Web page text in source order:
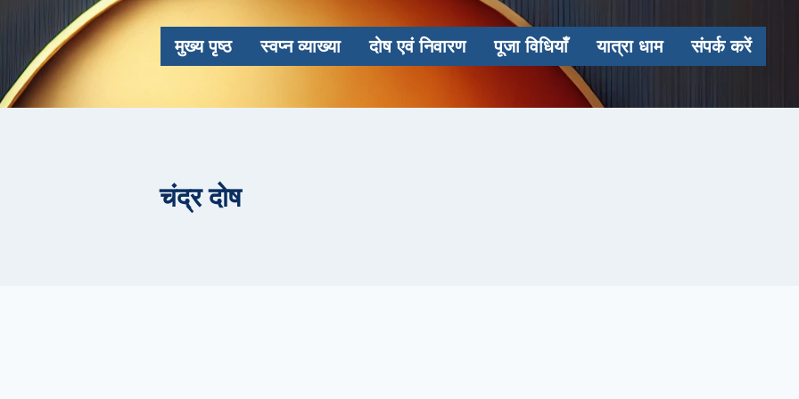
मुख्य पृष्ठ स्वप्न व्याख्या दोष एवं निवारण पूजा विधियाँ यात्रा धाम संपर्क करें
चंद्र दोष